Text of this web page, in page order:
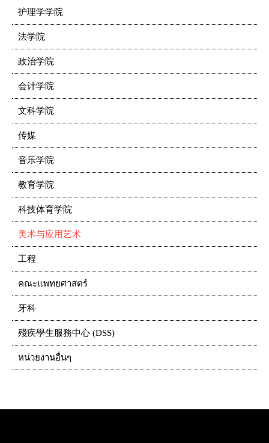
护理学学院
法学院
政治学院
会计学院
文科学院
传媒
音乐学院
教育学院
科技体育学院
美术与应用艺术
工程
คณะแพทยศาสตร์
牙科
殘疾學生服務中心 (DSS)
หน่วยงานอื่นๆ